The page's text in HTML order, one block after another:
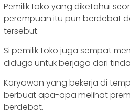
Pemilik toko yang diketahui
perempuan itu pun berdebat
tersebut.
Si pemilik toko juga sempat
diduga untuk berjaga dari
Karyawan yang bekerja di
berbuat apa-apa melihat
berdebat.